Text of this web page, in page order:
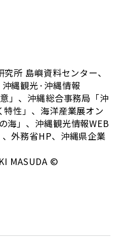
所 島嶼資料センター、
縄観光·沖縄情報
」、沖縄総合事務局「沖
性」、海洋産業展オン
海」、沖縄観光情報WEB
外務省HP、沖縄県企業
MASUDA ©